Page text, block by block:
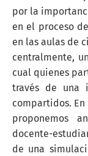
por la
en el proceso
en las aulas de
centralmente,
cual quienes
través de una
compartidos.
proponemos
docente-
de una